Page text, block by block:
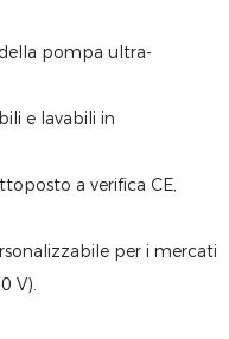
pompa ultra-
e lavabili in
a verifica CE,
per i mercati
V).